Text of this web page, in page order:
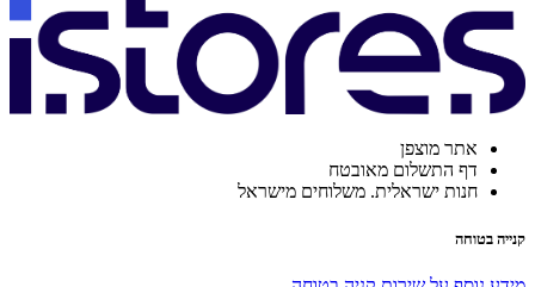
אתר מוצפן
דף התשלום מאובטח
חנות ישראלית. משלוחים מישראל
קנייה בטוחה